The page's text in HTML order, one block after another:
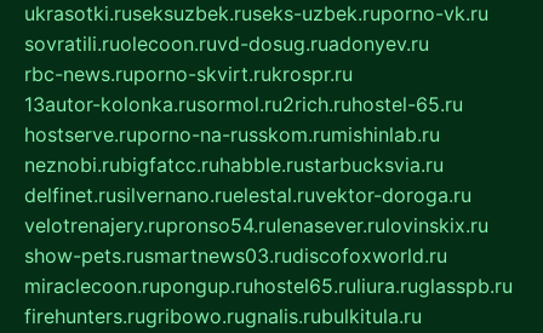
ukrasotki.ruseksuzbek.ruseks-uzbek.ruporno-vk.ru
sovratili.ruolecoon.ruvd-dosug.ruadonyev.ru
rbc-news.ruporno-skvirt.rukrospr.ru
13autor-kolonka.rusormol.ru2rich.ruhostel-65.ru
hostserve.ruporno-na-russkom.rumishinlab.ru
neznobi.rubigfatcc.ruhabble.rustarbucksvia.ru
delfinet.rusilvernano.ruelestal.ruvektor-doroga.ru
velotrenajery.rupronso54.rulenasever.rulovinskix.ru
show-pets.rusmartnews03.rudiscofoxworld.ru
miraclecoon.rupongup.ruhostel65.ruliura.ruglasspb.ru
firehunters.rugribowo.rugnalis.rubulkitula.ru